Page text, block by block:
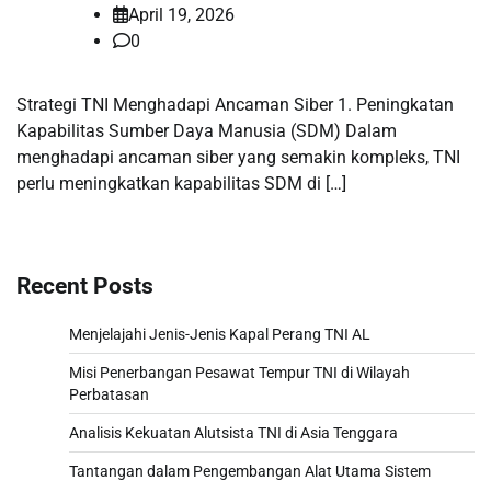
April 19, 2026
0
Strategi TNI Menghadapi Ancaman Siber 1. Peningkatan
Kapabilitas Sumber Daya Manusia (SDM) Dalam
menghadapi ancaman siber yang semakin kompleks, TNI
perlu meningkatkan kapabilitas SDM di […]
Recent Posts
Menjelajahi Jenis-Jenis Kapal Perang TNI AL
Misi Penerbangan Pesawat Tempur TNI di Wilayah
Perbatasan
Analisis Kekuatan Alutsista TNI di Asia Tenggara
Tantangan dalam Pengembangan Alat Utama Sistem